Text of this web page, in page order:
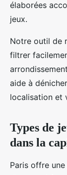
élaborées
jeux.
Notre outil de
filtrer
aide à
localisation et
Types de
dans la
Paris offre